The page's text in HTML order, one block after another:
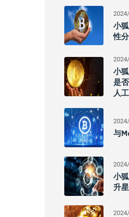
小
性
小
是
人
与
小
升